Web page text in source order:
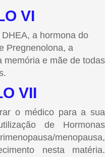
VI
a hormona do
Pregnenolona, a
memória e mãe de todas
VII
o médico para a sua
de Hormonas
menopausa,
nesta matéria.